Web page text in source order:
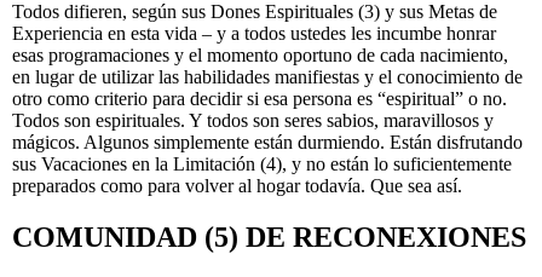
Todos difieren, según sus Dones Espirituales (3) y sus Metas de
Experiencia en esta vida – y a todos ustedes les incumbe honrar
esas programaciones y el momento oportuno de cada nacimiento,
en lugar de utilizar las habilidades manifiestas y el conocimiento de
otro como criterio para decidir si esa persona es “espiritual” o no.
Todos son espirituales. Y todos son seres sabios, maravillosos y
mágicos. Algunos simplemente están durmiendo. Están disfrutando
sus Vacaciones en la Limitación (4), y no están lo suficientemente
preparados como para volver al hogar todavía. Que sea así.
COMUNIDAD (5) DE RECONEXIONES